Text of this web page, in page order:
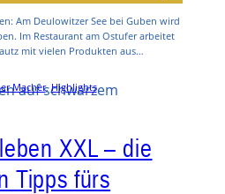
Am Deulowitzer See bei Guben wird
Im Restaurant am Ostufer arbeitet
mit vielen Produkten aus…
Macher, Highlights
XXL – die
Tipps fürs